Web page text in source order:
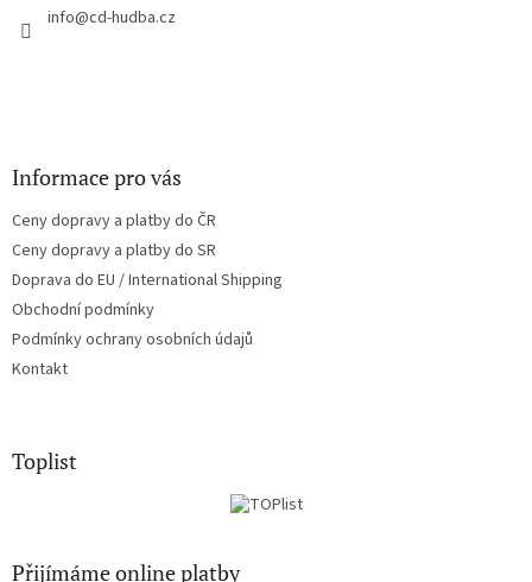
info@cd-hudba.cz
Informace pro vás
Ceny dopravy a platby do ČR
Ceny dopravy a platby do SR
Doprava do EU / International Shipping
Obchodní podmínky
Podmínky ochrany osobních údajů
Kontakt
Toplist
Přijímáme online platby